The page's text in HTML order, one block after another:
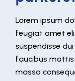
Lorem ipsum
feugiat amet
suspendisse
faucibus
massa